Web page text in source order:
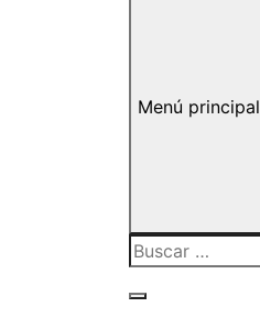
Menú principal
Buscar: